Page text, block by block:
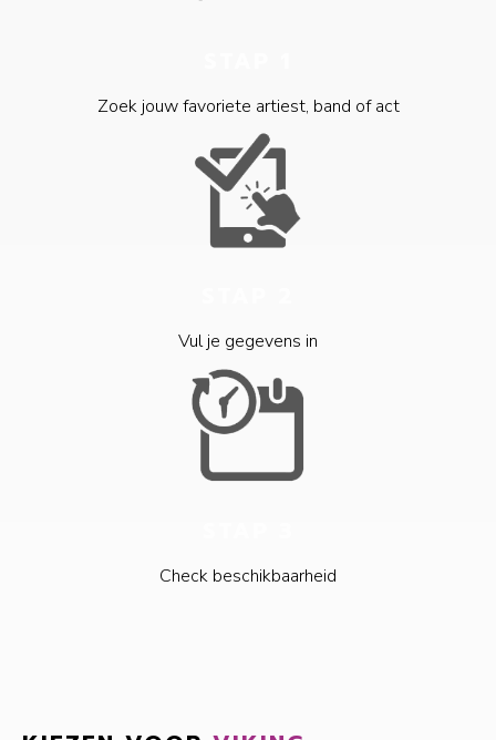
Zoek jouw favoriete artiest, band of act
Vul je gegevens in
Check beschikbaarheid